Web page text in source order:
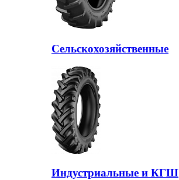
Сельскохозяйственные
Индустриальные и КГШ